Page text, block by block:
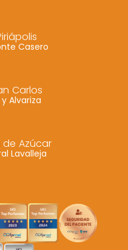
Casero
Carlos
Alvariza
de Azúcar
Lavalleja